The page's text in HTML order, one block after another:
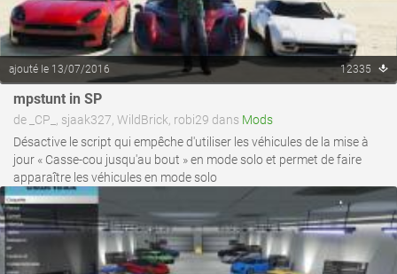
ajouté le 13/07/2016 12335
mpstunt in SP
de _CP_, sjaak327, WildBrick, robi29 dans Mods
Désactive le script qui empêche d'utiliser les véhicules de la mise à
jour « Casse-cou jusqu'au bout » en mode solo et permet de faire
apparaître les véhicules en mode solo